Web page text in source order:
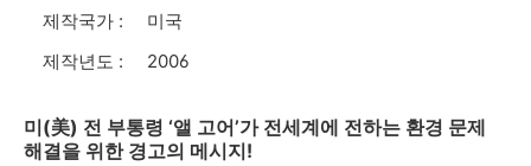
제작국가 :
미국
제작년도 :
2006
미(美) 전 부통령 ‘앨 고어’가 전세계에 전하는 환경 문제
해결을 위한 경고의 메시지!